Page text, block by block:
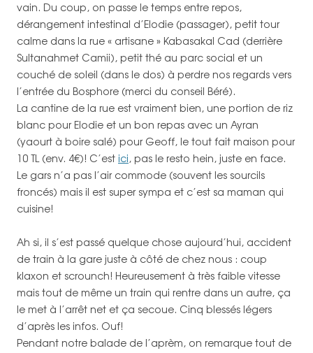
vain. Du coup, on passe le temps entre repos,
dérangement intestinal d’Elodie (passager), petit tour
calme dans la rue « artisane » Kabasakal Cad (derrière
Sultanahmet Camii), petit thé au parc social et un
couché de soleil (dans le dos) à perdre nos regards vers
l’entrée du Bosphore (merci du conseil Béré).
La cantine de la rue est vraiment bien, une portion de riz
blanc pour Elodie et un bon repas avec un Ayran
(yaourt à boire salé) pour Geoff, le tout fait maison pour
10 TL (env. 4€)! C’est ici, pas le resto hein, juste en face.
Le gars n’a pas l’air commode (souvent les sourcils
froncés) mais il est super sympa et c’est sa maman qui
cuisine!
Ah si, il s’est passé quelque chose aujourd’hui, accident
de train à la gare juste à côté de chez nous : coup
klaxon et scrounch! Heureusement à très faible vitesse
mais tout de même un train qui rentre dans un autre, ça
le met à l’arrêt net et ça secoue. Cinq blessés légers
d’après les infos. Ouf!
Pendant notre balade de l’aprèm, on remarque tout de